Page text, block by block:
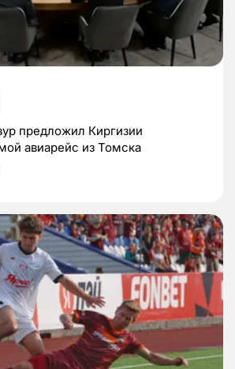
предложил Киргизии
авиарейс из Томска